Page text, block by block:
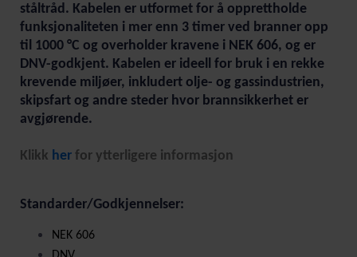
ståltråd. Kabelen er utformet for å opprettholde
funksjonaliteten i mer enn 3 timer ved branner opp
til 1000 °C og overholder kravene i NEK 606, og er
DNV-godkjent. Kabelen er ideell for bruk i en rekke
krevende miljøer, inkludert olje- og gassindustrien,
skipsfart og andre steder hvor brannsikkerhet er
avgjørende.
Klikk her for ytterligere informasjon
Standarder/Godkjennelser:
NEK 606